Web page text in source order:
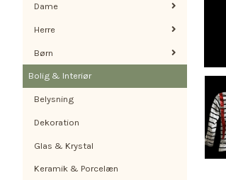
Dame
Herre
Børn
Bolig & Interiør
Belysning
Dekoration
Glas & Krystal
Keramik & Porcelæn